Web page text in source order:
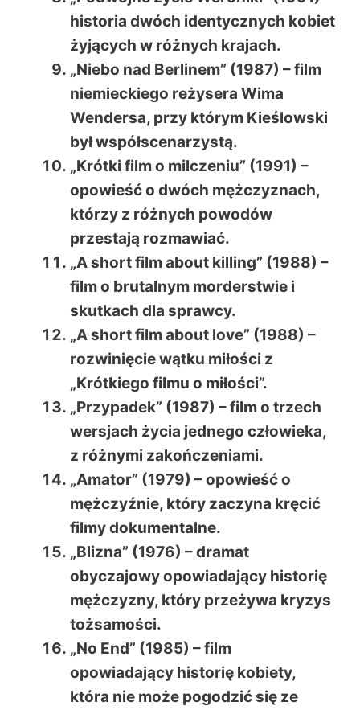
historia dwóch identycznych kobiet
żyjących w różnych krajach.
„Niebo nad Berlinem” (1987) – film
niemieckiego reżysera Wima
Wendersa, przy którym Kieślowski
był współscenarzystą.
„Krótki film o milczeniu” (1991) –
opowieść o dwóch mężczyznach,
którzy z różnych powodów
przestają rozmawiać.
„A short film about killing” (1988) –
film o brutalnym morderstwie i
skutkach dla sprawcy.
„A short film about love” (1988) –
rozwinięcie wątku miłości z
„Krótkiego filmu o miłości”.
„Przypadek” (1987) – film o trzech
wersjach życia jednego człowieka,
z różnymi zakończeniami.
„Amator” (1979) – opowieść o
mężczyźnie, który zaczyna kręcić
filmy dokumentalne.
„Blizna” (1976) – dramat
obyczajowy opowiadający historię
mężczyzny, który przeżywa kryzys
tożsamości.
„No End” (1985) – film
opowiadający historię kobiety,
która nie może pogodzić się ze